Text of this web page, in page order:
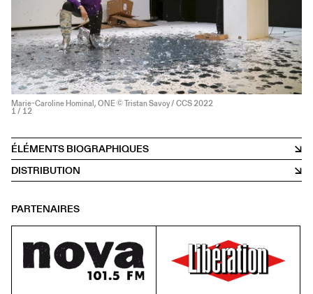
Marie-Caroline Hominal, ONE © Tristan Savoy / CCS 2022
1 / 12
ÉLÉMENTS BIOGRAPHIQUES
DISTRIBUTION
PARTENAIRES